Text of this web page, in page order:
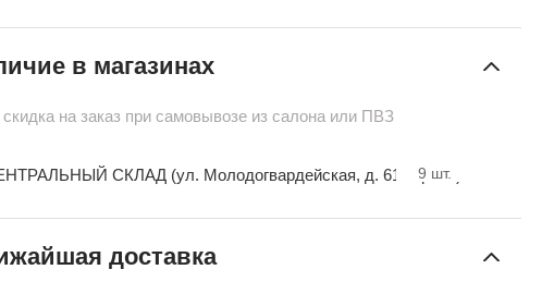
в магазинах
скидка на заказ при самовывозе из салона или ПВЗ
СКЛАД (ул. Молодогвардейская, д. 61 стр. 20)
9 шт.
доставка